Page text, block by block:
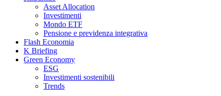
Asset Allocation
Investimenti
Mondo ETF
Pensione e previdenza integrativa
Flash Economia
K Briefing
Green Economy
ESG
Investimenti sostenibili
Trends